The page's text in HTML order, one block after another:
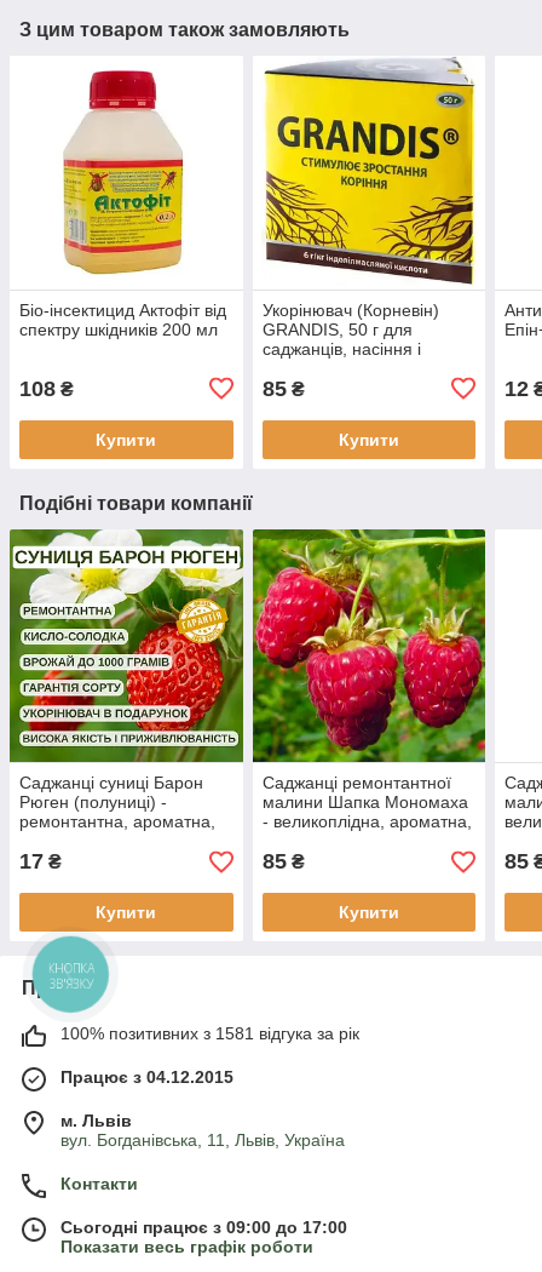
З цим товаром також замовляють
Біо-інсектицид Актофіт від
спектру шкідників 200 мл
108 ₴
Купити
Укорінювач (Корневін)
GRANDIS, 50 г для
саджанців, насіння і
85₴
Купити
12
Подібні товари компанії
Саджанці суниці Барон
Рюген (полуниці) -
ремонтантна, ароматна,
17 ₴
Купити
Саджанці ремонтантної
малини Шапка Мономаха
- великоплідна, ароматна,
85₴
Купити
85
Про нас
100% позитивних з 1581 відгука за рік
Працює з 04.12.2015
м. Львів
вул. Богданівська, 11, Львів, Україна
Контакти
Сьогодні працює з 09:00 до 17:00
Показати весь графік роботи